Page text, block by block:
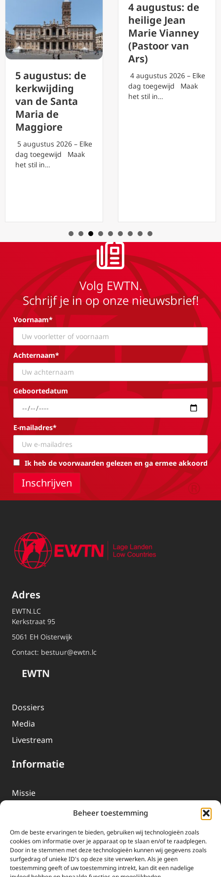
Beheer toestemming
Om de beste ervaringen te bieden, gebruiken wij technologieën zoals
cookies om informatie over je apparaat op te slaan en/of te raadplegen.
Door in te stemmen met deze technologieën kunnen wij gegevens zoals
surfgedrag of unieke ID's op deze site verwerken. Als je geen
toestemming geeft of uw toestemming intrekt, kan dit een nadelige
5 augustus: de
kerkwijding
van de Santa
Maria de
Maggiore
5 augustus 2026 – Elke
dag toegewijd Maak
het stil in…
4 augustus: de
heilige Jean
Marie Vianney
(Pastoor van
Ars)
4 augustus 2026 – Elke
dag toegewijd Maak
het stil in…
Volg EWTN.
Schrijf je in op onze nieuwsbrief!
Voornaam*
Achternaam*
Geboortedatum
E-mailadres*
Ik heb de voorwaarden gelezen en ga ermee akkoord
Adres
EWTN.LC
Kerkstraat 95
5061 EH Oisterwijk
Contact: bestuur@ewtn.lc
EWTN
Dossiers
Media
Livestream
Informatie
Missie
EWTN-Team
Organisatiegegevens